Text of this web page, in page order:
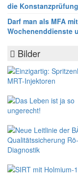
die
Darf man als MFA
Wochenenddienste
Bilder